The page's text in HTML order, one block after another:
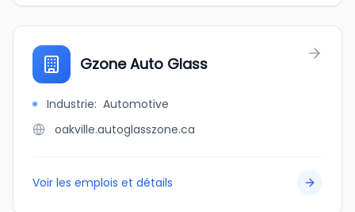
Gzone Auto Glass
Industrie: Automotive
oakville.autoglasszone.ca
Voir les emplois et détails